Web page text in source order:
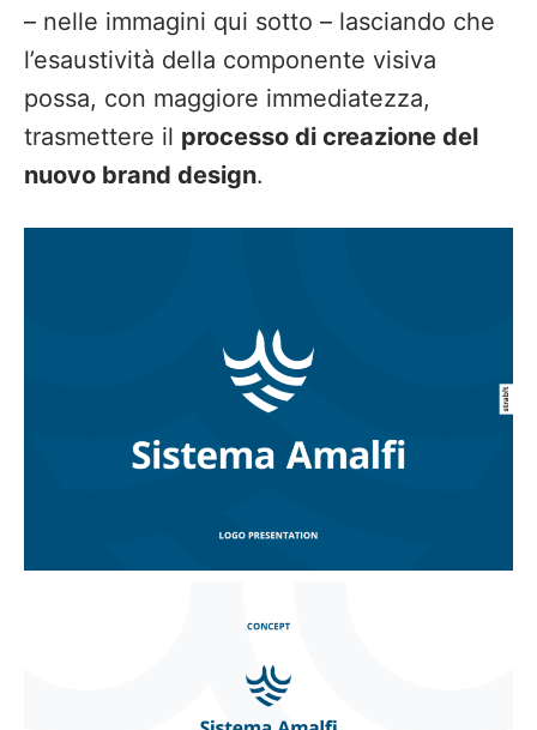
– nelle immagini qui sotto – lasciando che
l’esaustività della componente visiva
possa, con maggiore immediatezza,
trasmettere il processo di creazione del
nuovo brand design.